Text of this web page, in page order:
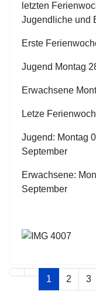
letzten
Jugendliche und
Erste
Jugend Montag
Erwachsene
Letze
Jugend: Montag
September
Erwachsene:
September
1 2 3